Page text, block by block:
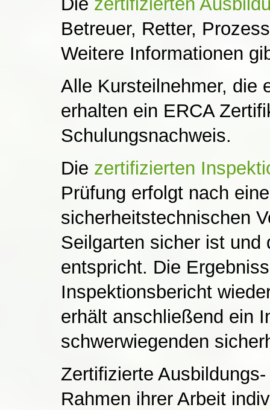
Betreuer, Retter,
Weitere Informationen
Alle Kursteilnehmer, die
erhalten ein ERCA
Schulungsnachweis.
Die zertifizierten
Prüfung erfolgt nach
sicherheitstechnischen
Seilgarten sicher ist und
entspricht. Die
Inspektionsbericht
erhält anschließend ein
schwerwiegenden
Zertifizierte
Rahmen ihrer Arbeit